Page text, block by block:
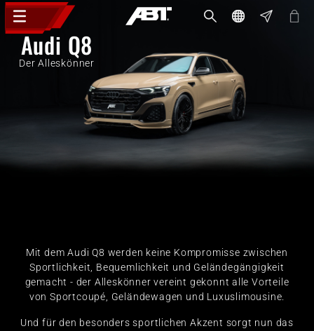
Audi Q8
Der Alleskönner
Mit dem Audi Q8 werden keine Kompromisse zwischen
Sportlichkeit, Bequemlichkeit und Geländegängigkeit
gemacht - der Alleskönner vereint gekonnt alle Vorteile
von Sportcoupé, Geländewagen und Luxuslimousine.
Und für den besonders sportlichen Akzent sorgt nun das